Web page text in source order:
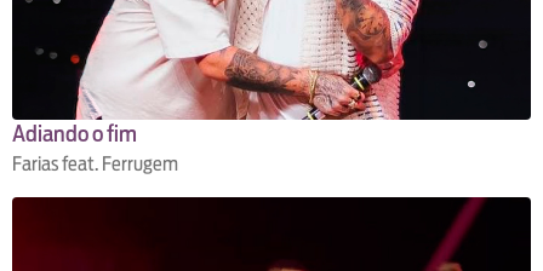
Adiando o fim
Farias feat. Ferrugem